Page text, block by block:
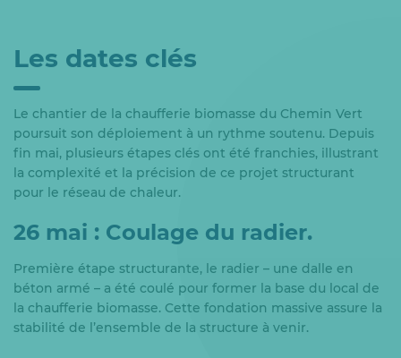
Les dates clés
Le chantier de la chaufferie biomasse du Chemin Vert
poursuit son déploiement à un rythme soutenu. Depuis
fin mai, plusieurs étapes clés ont été franchies, illustrant
la complexité et la précision de ce projet structurant
pour le réseau de chaleur.
26 mai : Coulage du radier.
Première étape structurante, le radier – une dalle en
béton armé – a été coulé pour former la base du local de
la chaufferie biomasse. Cette fondation massive assure la
stabilité de l’ensemble de la structure à venir.